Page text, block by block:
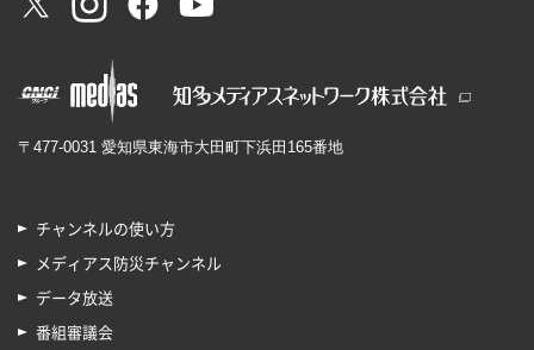
〒477-0031 愛知県東海市大田町下浜田165番地
チャンネルの使い方
メディアス防災チャンネル
データ放送
番組審議会